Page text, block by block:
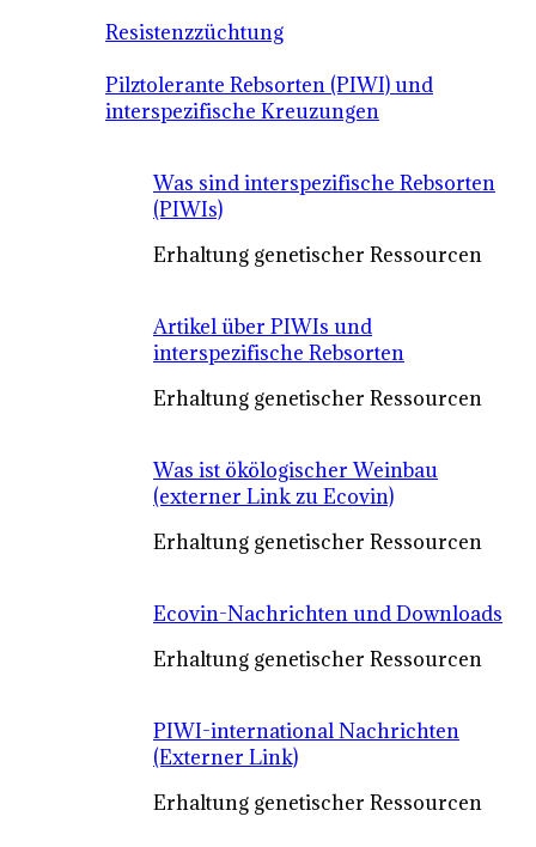
Resistenzzüchtung
Pilztolerante Rebsorten (PIWI) und
interspezifische Kreuzungen
Was sind interspezifische Rebsorten
(PIWIs)
Erhaltung genetischer Ressourcen
Artikel über PIWIs und
interspezifische Rebsorten
Erhaltung genetischer Ressourcen
Was ist ökölogischer Weinbau
(externer Link zu Ecovin)
Erhaltung genetischer Ressourcen
Ecovin-Nachrichten und Downloads
Erhaltung genetischer Ressourcen
PIWI-international Nachrichten
(Externer Link)
Erhaltung genetischer Ressourcen